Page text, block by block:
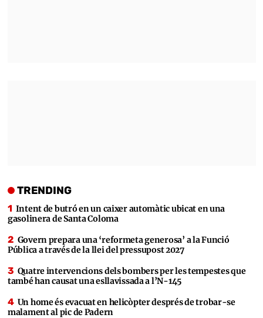
TRENDING
Intent de butró en un caixer automàtic ubicat en una
gasolinera de Santa Coloma
Govern prepara una ‘reformeta generosa’ a la Funció
Pública a través de la llei del pressupost 2027
Quatre intervencions dels bombers per les tempestes que
també han causat una esllavissada a l’N-145
Un home és evacuat en helicòpter després de trobar-se
malament al pic de Padern